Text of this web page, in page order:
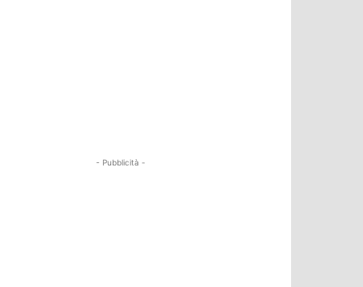
- Pubblicità -